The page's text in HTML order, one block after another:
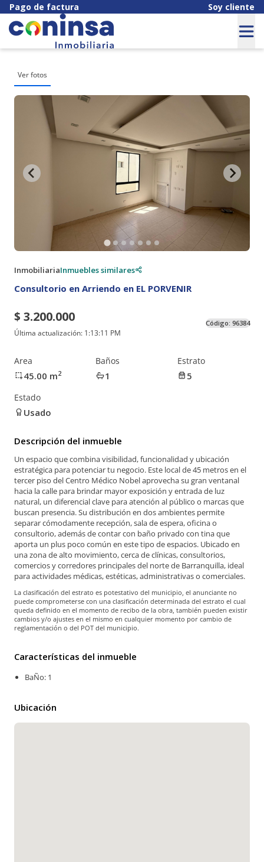
Pago de factura Soy cliente
Ver fotos
InmobiliariaInmuebles similares
Consultorio en Arriendo en EL PORVENIR
$ 3.200.000
Última actualización: 1:13:11 PM
Código: 96384
Area
45.00 m2
Baños
1
Estrato
5
Estado
Usado
Descripción del inmueble
Un espacio que combina visibilidad, funcionalidad y ubicación
estratégica para potenciar tu negocio. Este local de 45 metros en el
tercer piso del Centro Médico Nobel aprovecha su gran ventanal
hacia la calle para brindar mayor exposición y entrada de luz
natural, un diferencial clave para atención al público o marcas que
buscan presencia. Su distribución en dos ambientes permite
separar cómodamente recepción, sala de espera, oficina o
consultorio, además de contar con baño privado con tina que
aporta un plus poco común en este tipo de espacios. Ubicado en
una zona de alto movimiento, cerca de clínicas, consultorios,
comercios y corredores principales del norte de Barranquilla, ideal
para actividades médicas, estéticas, administrativas o comerciales.
La clasificación del estrato es potestativo del municipio, el anunciante no
puede comprometerse con una clasificación determinada del estrato el cual
queda definido en el momento de recibo de la obra, también pueden existir
cambios y/o ajustes en el mismo en cualquier momento por cambio de
reglamentación o del POT del municipio.
Características del inmueble
BaÑo: 1
Ubicación